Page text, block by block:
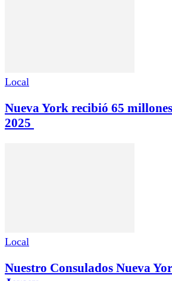
Local
Nueva York recibió 65
2025
Local
Nuestro Consulados Nueva